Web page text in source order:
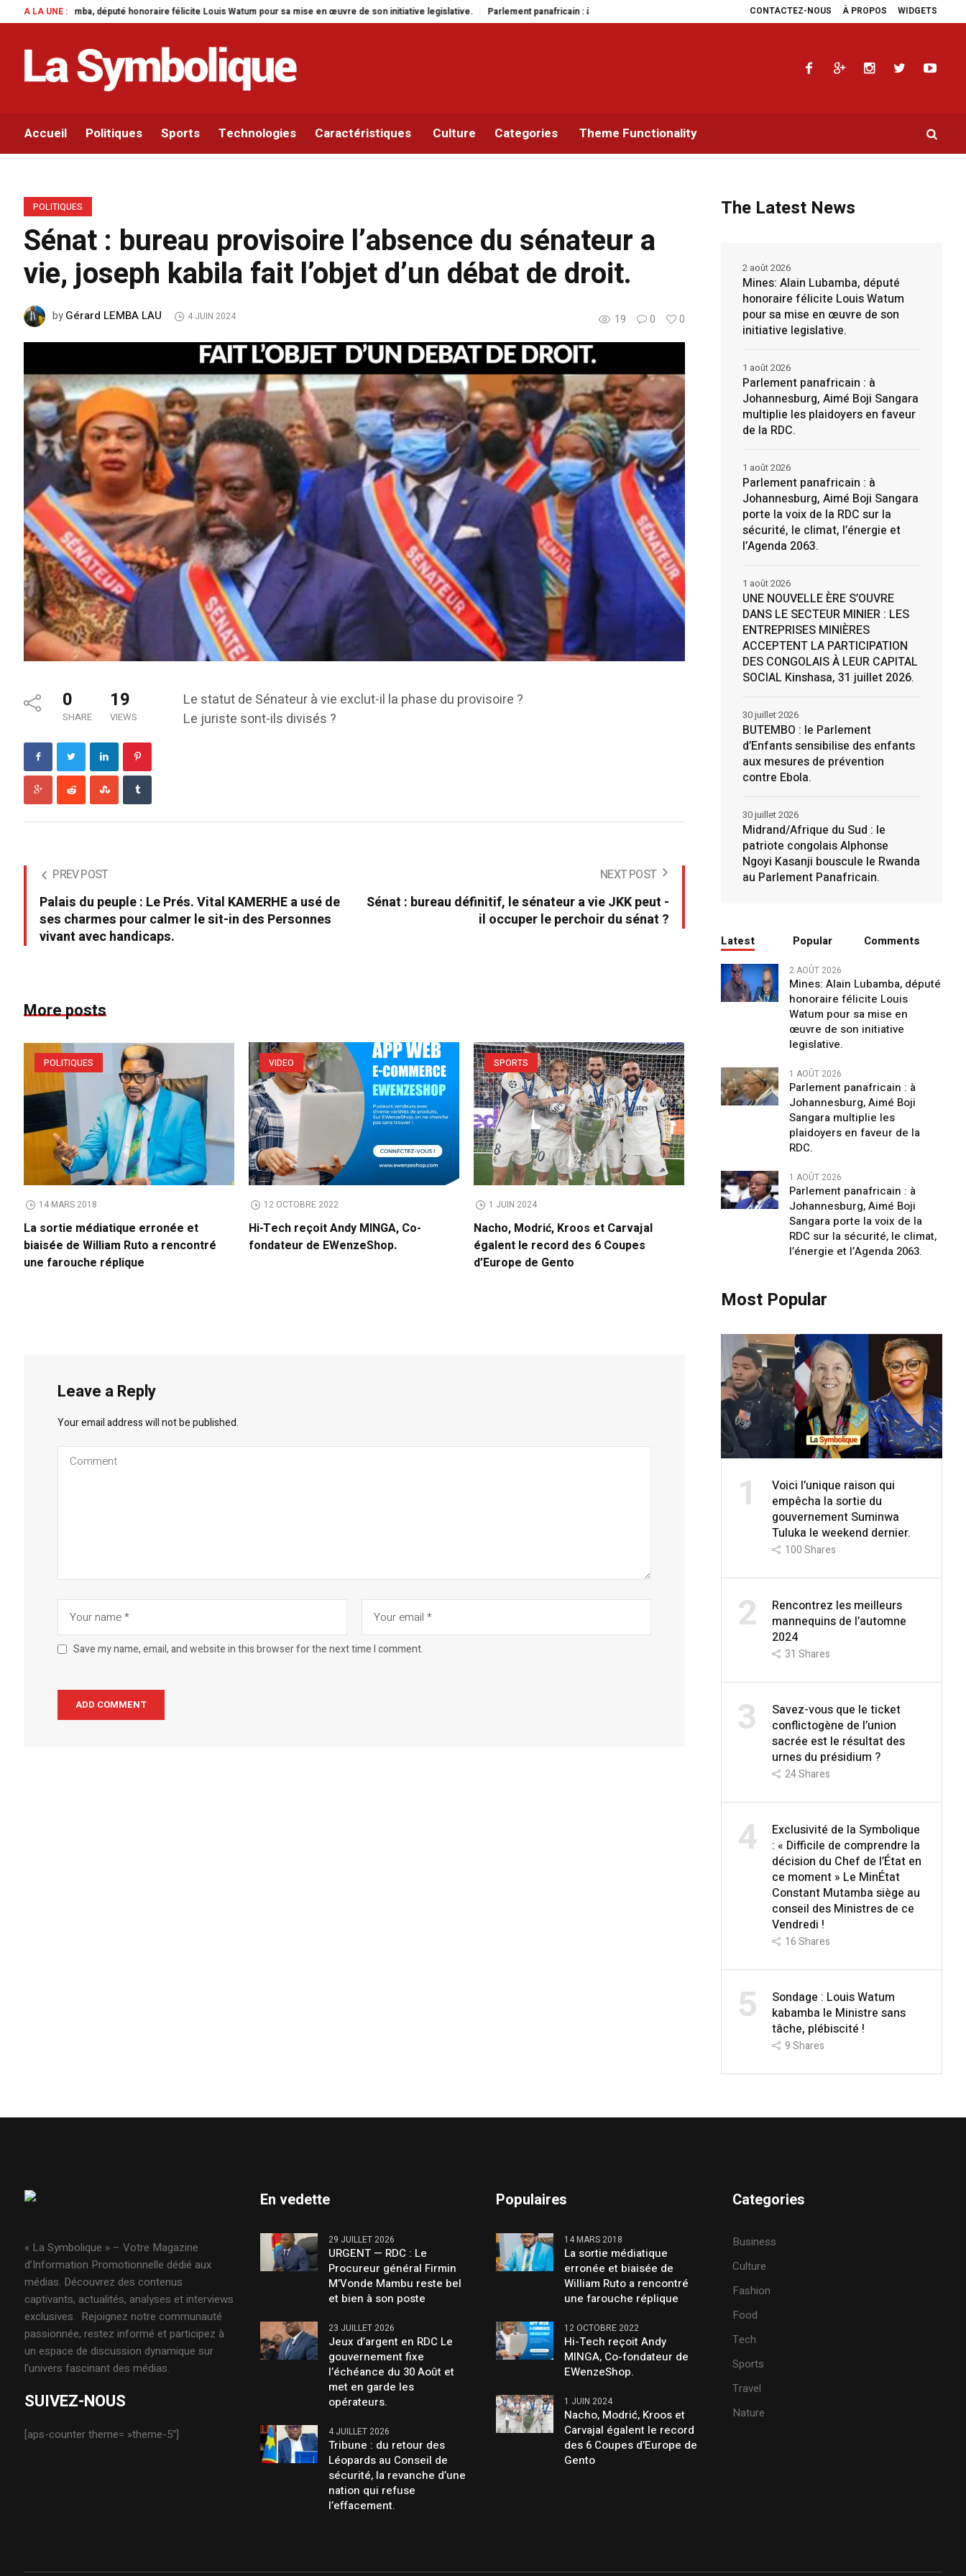
CONTACTEZ-NOUS À PROPOS WIDGETS
A LA UNE :
honoraire félicite Louis Watum pour sa mise en œuvre de son initiative legislative. Parlement panafricain : à Johannesburg, Aimé Boji Sangara multiplie les plaidoyers en faveur de la RDC. Parlement panafricain : à
Accueil Politiques Sports Technologies Caractéristiques Culture Categories Theme Functionality
POLITIQUES
Sénat : bureau provisoire l’absence du sénateur a
vie, joseph kabila fait l’objet d’un débat de droit.
19 0 0
byGérard LEMBA LAU 4 JUIN 2024
0
SHARE
19
VIEWS
Le statut de Sénateur à vie exclut-il la phase du provisoire ?
Le juriste sont-ils divisés ?
PREV POST
Palais du peuple : Le Prés. Vital KAMERHE a usé de
ses charmes pour calmer le sit-in des Personnes
vivant avec handicaps.
NEXT POST
Sénat : bureau définitif, le sénateur a vie JKK peut -
il occuper le perchoir du sénat ?
More posts
POLITIQUES
14 MARS 2018
La sortie médiatique erronée et
biaisée de William Ruto a rencontré
une farouche réplique
VIDEO
12 OCTOBRE 2022
Hi-Tech reçoit Andy MINGA, Co-
fondateur de EWenzeShop.
SPORTS
1 JUIN 2024
Nacho, Modrić, Kroos et Carvajal
égalent le record des 6 Coupes
d’Europe de Gento
Leave a Reply
Your email address will not be published.
Save my name, email, and website in this browser for the next time I comment.
The Latest News
Mines: Alain Lubamba, député
honoraire félicite Louis Watum
pour sa mise en œuvre de son
initiative legislative.
2 août 2026
Parlement panafricain : à
Johannesburg, Aimé Boji Sangara
multiplie les plaidoyers en faveur
de la RDC.
1 août 2026
Parlement panafricain : à
Johannesburg, Aimé Boji Sangara
porte la voix de la RDC sur la
sécurité, le climat, l’énergie et
l’Agenda 2063.
1 août 2026
UNE NOUVELLE ÈRE S’OUVRE
DANS LE SECTEUR MINIER : LES
ENTREPRISES MINIÈRES
ACCEPTENT LA PARTICIPATION
DES CONGOLAIS À LEUR CAPITAL
SOCIAL Kinshasa, 31 juillet 2026.
1 août 2026
BUTEMBO : le Parlement
d’Enfants sensibilise des enfants
aux mesures de prévention
contre Ebola.
30 juillet 2026
Midrand/Afrique du Sud : le
patriote congolais Alphonse
Ngoyi Kasanji bouscule le Rwanda
au Parlement Panafricain.
30 juillet 2026
Latest Popular Comments
2 AOÛT 2026
Mines: Alain Lubamba, député
honoraire félicite Louis
Watum pour sa mise en
œuvre de son initiative
legislative.
1 AOÛT 2026
Parlement panafricain : à
Johannesburg, Aimé Boji
Sangara multiplie les
plaidoyers en faveur de la
RDC.
1 AOÛT 2026
Parlement panafricain : à
Johannesburg, Aimé Boji
Sangara porte la voix de la
RDC sur la sécurité, le climat,
l’énergie et l’Agenda 2063.
Most Popular
1
Voici l’unique raison qui
empêcha la sortie du
gouvernement Suminwa
Tuluka le weekend dernier.
100Shares
2
Rencontrez les meilleurs
mannequins de l’automne
2024
31 Shares
3
Savez-vous que le ticket
conflictogène de l’union
sacrée est le résultat des
urnes du présidium ?
24Shares
4
Exclusivité de la Symbolique
: « Difficile de comprendre la
décision du Chef de l’État en
ce moment » Le MinÉtat
Constant Mutamba siège au
conseil des Ministres de ce
Vendredi !
16Shares
5
Sondage : Louis Watum
kabamba le Ministre sans
tâche, plébiscité !
9Shares
« La Symbolique » – Votre Magazine
d’Information Promotionnelle dédié aux
médias. Découvrez des contenus
captivants, actualités, analyses et interviews
exclusives. Rejoignez notre communauté
passionnée, restez informé et participez à
un espace de discussion dynamique sur
l’univers fascinant des médias.
SUIVEZ-NOUS
[aps-counter theme= »theme-5″]
En vedette
29 JUILLET 2026
URGENT — RDC : Le
Procureur général Firmin
M’Vonde Mambu reste bel
et bien à son poste
23 JUILLET 2026
Jeux d’argent en RDC Le
gouvernement fixe
l’échéance du 30 Août et
met en garde les
opérateurs.
4 JUILLET 2026
Tribune : du retour des
Léopards au Conseil de
sécurité, la revanche d’une
nation qui refuse
l’effacement.
Populaires
14 MARS 2018
La sortie médiatique
erronée et biaisée de
William Ruto a rencontré
une farouche réplique
12 OCTOBRE 2022
Hi-Tech reçoit Andy
MINGA, Co-fondateur de
EWenzeShop.
1 JUIN 2024
Nacho, Modrić, Kroos et
Carvajal égalent le record
des 6 Coupes d’Europe de
Gento
Categories
Business
Culture
Fashion
Food
Tech
Sports
Travel
Nature